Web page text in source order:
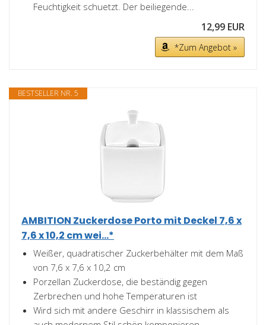
Feuchtigkeit schuetzt. Der beiliegende...
12,99 EUR
*Zum Angebot »
BESTSELLER NR. 5
AMBITION Zuckerdose Porto mit Deckel 7,6 x
7,6 x 10,2 cm wei...*
Weißer, quadratischer Zuckerbehälter mit dem Maß
von 7,6 x 7,6 x 10,2 cm
Porzellan Zuckerdose, die beständig gegen
Zerbrechen und hohe Temperaturen ist
Wird sich mit andere Geschirr in klassischem als